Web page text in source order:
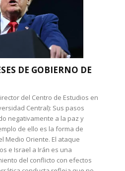
DE GOBIERNO DE
del Centro de Estudios en
Central): Sus pasos
negativamente a la paz y
de ello es la forma de
Medio Oriente. El ataque
e Israel a Irán es una
del conflicto con efectos